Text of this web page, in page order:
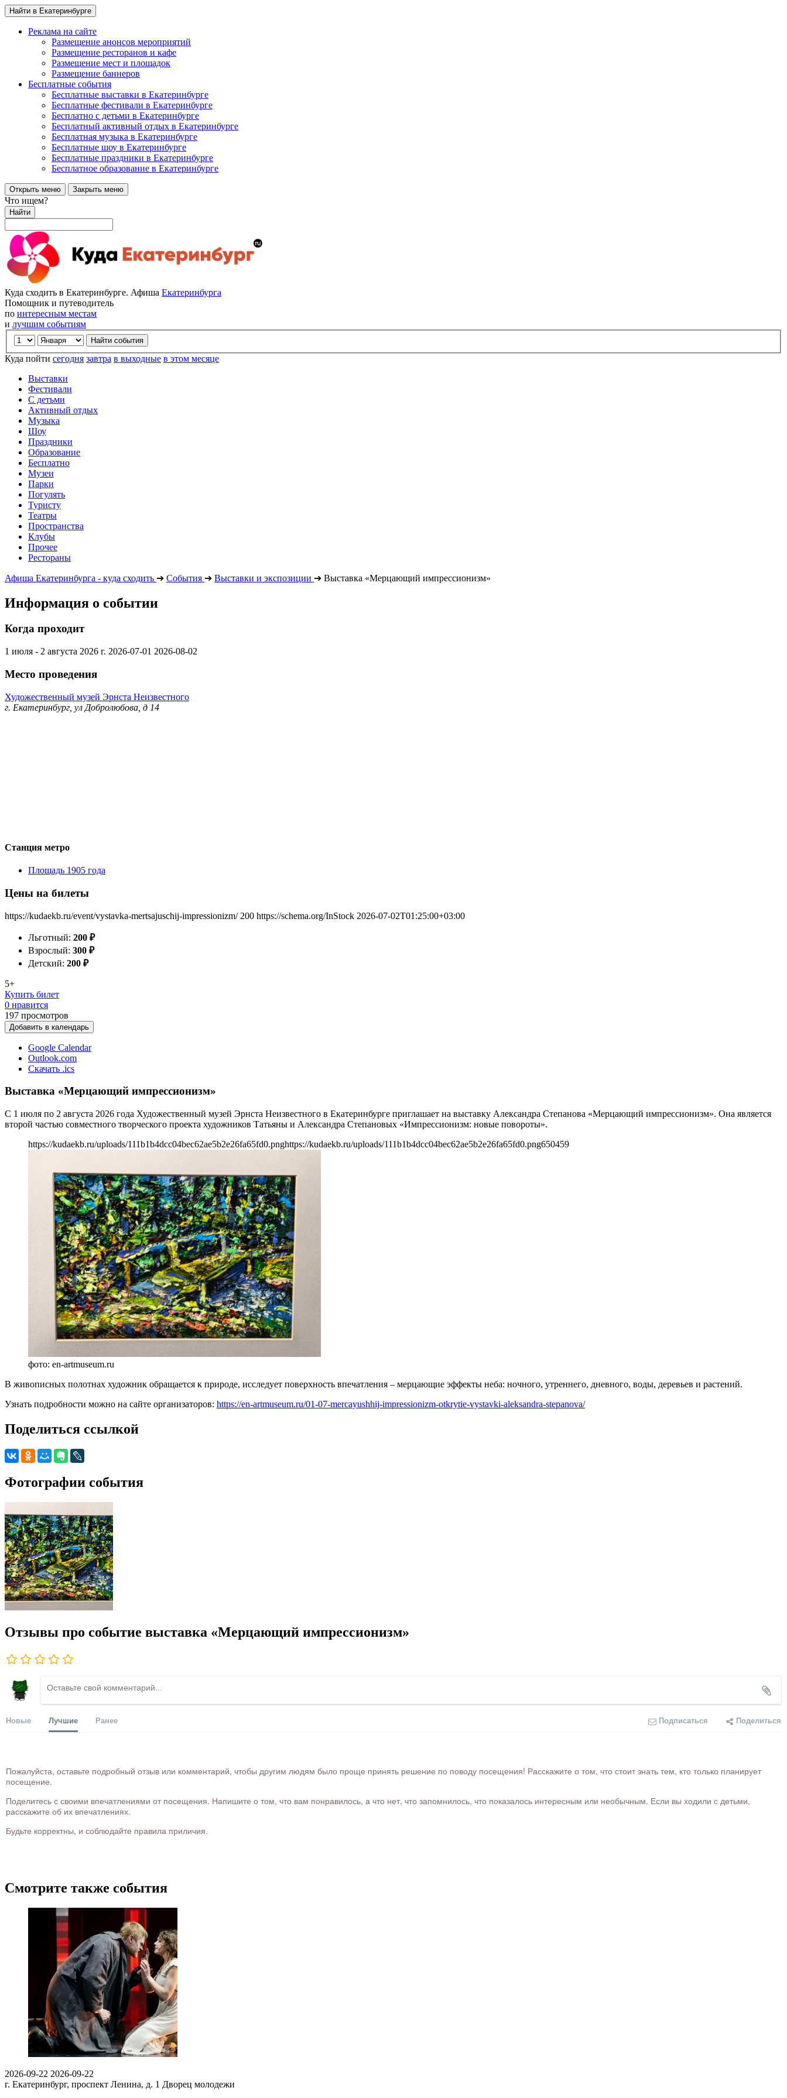
Найти в Екатеринбурге
Реклама на сайте
Размещение анонсов мероприятий
Размещение ресторанов и кафе
Размещение мест и площадок
Размещение баннеров
Бесплатные события
Бесплатные выставки в Екатеринбурге
Бесплатные фестивали в Екатеринбурге
Бесплатно с детьми в Екатеринбурге
Бесплатный активный отдых в Екатеринбурге
Бесплатная музыка в Екатеринбурге
Бесплатные шоу в Екатеринбурге
Бесплатные праздники в Екатеринбурге
Бесплатное образование в Екатеринбурге
Открыть меню Закрыть меню
Что ищем?
Найти
Куда сходить в Екатеринбурге. Афиша Екатеринбурга
Помощник и путеводитель
по интересным местам
и лучшим событиям
Куда пойти сегодня завтра в выходные в этом месяце
Выставки
Фестивали
С детьми
Активный отдых
Музыка
Шоу
Праздники
Образование
Бесплатно
Музеи
Парки
Погулять
Туристу
Театры
Пространства
Клубы
Прочее
Рестораны
Афиша Екатеринбурга - куда сходить ➔ События ➔ Выставки и экспозиции ➔ Выставка «Мерцающий импрессионизм»
Информация о событии
Когда проходит
1 июля - 2 августа 2026 г. 2026-07-01 2026-08-02
Место проведения
Художественный музей Эрнста Неизвестного
г. Екатеринбург, ул Добролюбова, д 14
Станция метро
Площадь 1905 года
Цены на билеты
https://kudaekb.ru/event/vystavka-mertsajuschij-impressionizm/ 200 https://schema.org/InStock 2026-07-02T01:25:00+03:00
Льготный: 200 ₽
Взрослый: 300 ₽
Детский: 200 ₽
5+
Купить билет
0 нравится
197 просмотров
Добавить в календарь
Google Calendar
Outlook.com
Скачать .ics
Выставка «Мерцающий импрессионизм»
С 1 июля по 2 августа 2026 года Художественный музей Эрнста Неизвестного в Екатеринбурге приглашает на выставку Александра Степанова «Мерцающий импрессионизм». Она является
второй частью совместного творческого проекта художников Татьяны и Александра Степановых «Импрессионизм: новые повороты».
https://kudaekb.ru/uploads/111b1b4dcc04bec62ae5b2e26fa65fd0.pnghttps://kudaekb.ru/uploads/111b1b4dcc04bec62ae5b2e26fa65fd0.png650459
фото: en-artmuseum.ru
В живописных полотнах художник обращается к природе, исследует поверхность впечатления – мерцающие эффекты неба: ночного, утреннего, дневного, воды, деревьев и растений.
Узнать подробности можно на сайте организаторов: https://en-artmuseum.ru/01-07-mercayushhij-impressionizm-otkrytie-vystavki-aleksandra-stepanova/
Поделиться ссылкой
Фотографии события
Отзывы про событие выставка «Мерцающий импрессионизм»
Новые Лучшие Ранее Подписаться Поделиться
Пожалуйста, оставьте подробный отзыв или комментарий, чтобы другим людям было проще принять решение по поводу посещения! Расскажите о том, что стоит знать тем, кто только планирует
посещение.
Поделитесь с своими впечатлениями от посещения. Напишите о том, что вам понравилось, а что нет, что запомнилось, что показалось интересным или необычным. Если вы ходили с детьми,
расскажите об их впечатлениях.
Будьте корректны, и соблюдайте правила приличия.
Смотрите также события
2026-09-22 2026-09-22
г. Екатеринбург, проспект Ленина, д. 1 Дворец молодежи